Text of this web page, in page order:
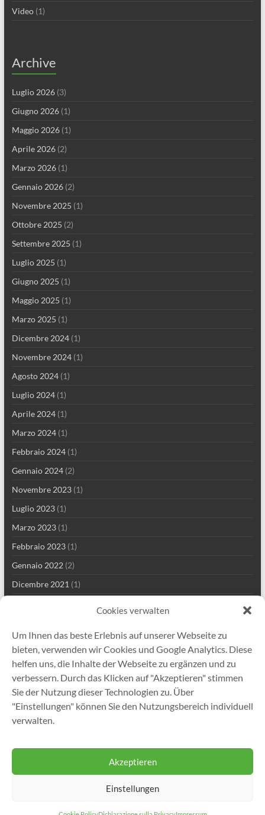
Cookies verwalten
Um Ihnen das beste Erlebnis auf unserer Webseite zu
bieten, verwenden wir Cookies und Google Analytics. Diese
helfen uns, die Inhalte der Webseite zu ergänzen und zu
verbessern. Durch das Klicken auf "Akzeptieren" stimmen
Sie der Nutzung dieser Technologien zu. Über
"Einstellungen" können Sie den Nutzungsbereich individuell
verwalten.
Akzeptieren
Einstellungen
Video(1)
Archive
Luglio 2026(3)
Giugno 2026(1)
Maggio 2026(1)
Aprile 2026(2)
Marzo 2026(1)
Gennaio 2026(2)
Novembre 2025 (1)
Ottobre 2025 (2)
Settembre 2025 (1)
Luglio 2025 (1)
Giugno 2025 (1)
Maggio 2025 (1)
Marzo 2025 (1)
Dicembre 2024(1)
Novembre 2024(1)
Agosto 2024(1)
Luglio 2024(1)
Aprile 2024(1)
Marzo 2024(1)
Febbraio 2024(1)
Gennaio 2024(2)
Novembre 2023(1)
Luglio 2023(1)
Marzo 2023(1)
Febbraio 2023(1)
Gennaio 2022(2)
Dicembre 2021 (1)
Luglio 2021(1)
Maggio 2021
(5)
Aprile 2021(2)
Marzo 2021(2)
Gennaio 2021
Gutekunst Formfedern GmbH